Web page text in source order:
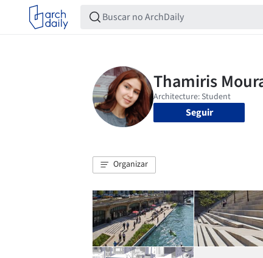
Seguir
Organizar